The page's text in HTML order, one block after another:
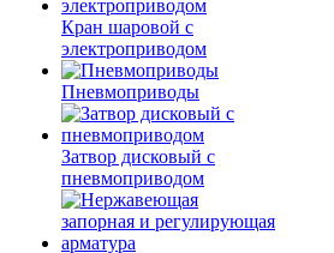
Кран шаровой с
электроприводом
Пневмоприводы
Затвор дисковый с
пневмоприводом